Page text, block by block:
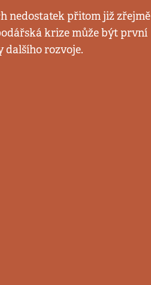
nedostatek přitom již zřejmě
krize může být první
dalšího rozvoje.